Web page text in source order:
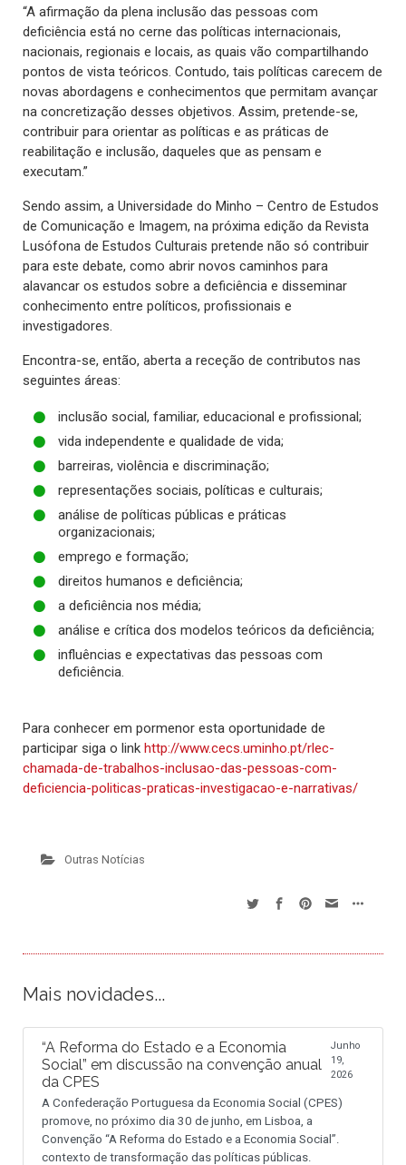
“A afirmação da plena inclusão das pessoas com
deficiência está no cerne das políticas internacionais,
nacionais, regionais e locais, as quais vão compartilhando
pontos de vista teóricos. Contudo, tais políticas carecem de
novas abordagens e conhecimentos que permitam avançar
na concretização desses objetivos. Assim, pretende-se,
contribuir para orientar as políticas e as práticas de
reabilitação e inclusão, daqueles que as pensam e
executam.”
Sendo assim, a Universidade do Minho – Centro de Estudos
de Comunicação e Imagem, na próxima edição da Revista
Lusófona de Estudos Culturais pretende não só contribuir
para este debate, como abrir novos caminhos para
alavancar os estudos sobre a deficiência e disseminar
conhecimento entre políticos, profissionais e
investigadores.
Encontra-se, então, aberta a receção de contributos nas
seguintes áreas:
inclusão social, familiar, educacional e profissional;
vida independente e qualidade de vida;
barreiras, violência e discriminação;
representações sociais, políticas e culturais;
análise de políticas públicas e práticas
organizacionais;
emprego e formação;
direitos humanos e deficiência;
a deficiência nos média;
análise e crítica dos modelos teóricos da deficiência;
influências e expectativas das pessoas com
deficiência.
Para conhecer em pormenor esta oportunidade de
participar siga o link http://www.cecs.uminho.pt/rlec-
chamada-de-trabalhos-inclusao-das-pessoas-com-
deficiencia-politicas-praticas-investigacao-e-narrativas/
Outras Notícias
Mais novidades...
“A Reforma do Estado e a Economia
Social” em discussão na convenção anual
da CPES
Junho
19,
2026
A Confederação Portuguesa da Economia Social (CPES)
promove, no próximo dia 30 de junho, em Lisboa, a
Convenção “A Reforma do Estado e a Economia Social”.
contexto de transformação das políticas públicas.